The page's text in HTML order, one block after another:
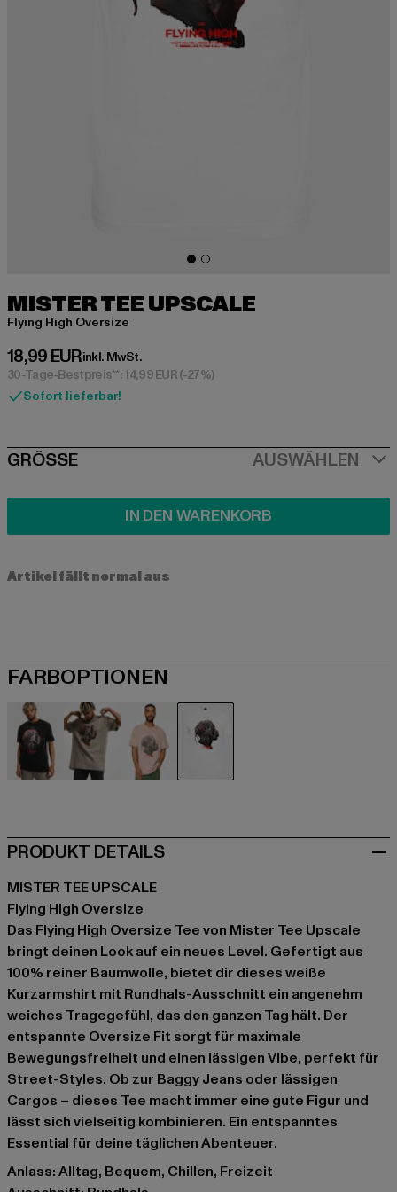
MISTER TEE UPSCALE
Flying High Oversize
18,99 EUR
Derzeitiger Preis: 18,99 EUR
inkl. MwSt.
30-Tage-Bestpreis**: 14,99 EUR(-27%)
Sofort lieferbar!
SIZE
GRÖSSE AUSWÄHLEN
IN DEN WARENKORB
Artikel fällt normal aus
FARBOPTIONEN
PRODUKT DETAILS
MISTER TEE UPSCALE
Flying High Oversize
Das Flying High Oversize Tee von Mister Tee Upscale
bringt deinen Look auf ein neues Level. Gefertigt aus
100% reiner Baumwolle, bietet dir dieses weiße
Kurzarmshirt mit Rundhals-Ausschnitt ein angenehm
weiches Tragegefühl, das den ganzen Tag hält. Der
entspannte Oversize Fit sorgt für maximale
Bewegungsfreiheit und einen lässigen Vibe, perfekt für
Street-Styles. Ob zur Baggy Jeans oder lässigen
Cargos – dieses Tee macht immer eine gute Figur und
lässt sich vielseitig kombinieren. Ein entspanntes
Essential für deine täglichen Abenteuer.
Anlass: Alltag, Bequem, Chillen, Freizeit